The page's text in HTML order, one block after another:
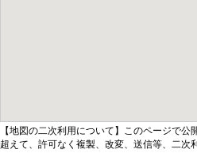
【地図の二次利用について】このページで
超えて、許可なく複製、改変、送信等、二次